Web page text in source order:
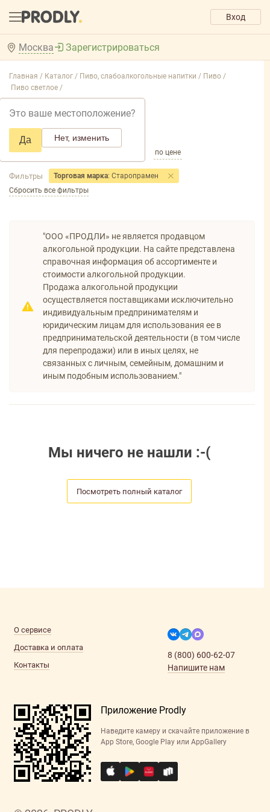
Вход
Москва
Это ваше местоположение?
Да Нет, изменить
Зарегистрироваться
Главная / Каталог / Пиво, слабоалкогольные напитки / Пиво /
Пиво светлое /
Добавить фильтр товаров
по популярности по цене
Фильтры Торговая марка: Старопрамен
Сбросить все фильтры
"ООО «ПРОДЛИ» не является продавцом
алкогольной продукции. На сайте представлена
справочная информация об ассортименте и
стоимости алкогольной продукции.
Продажа алкогольной продукции
осуществляется поставщиками исключительно
индивидуальным предпринимателям и
юридическим лицам для использования ее в
предпринимательской деятельности (в том числе
для перепродажи) или в иных целях, не
связанных с личным, семейным, домашним и
иным подобным использованием."
Мы ничего не нашли :-(
Посмотреть полный каталог
О сервисе
Доставка и оплата
Контакты
8 (800) 600-62-07
Напишите нам
Приложение Prodly
Наведите камеру и скачайте приложение в
App Store, Google Play или AppGallery